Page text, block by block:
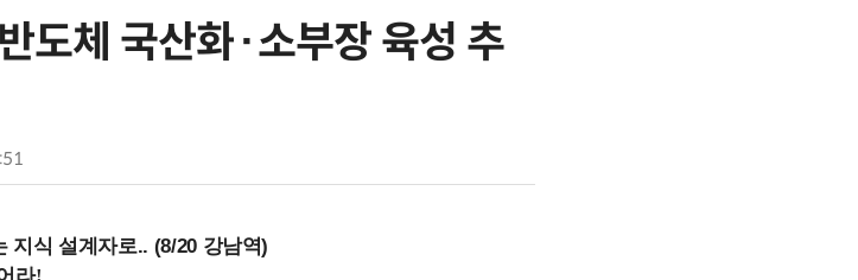
도체 국산화·소부장 육성 추
지식 설계자로.. (8/20 강남역)